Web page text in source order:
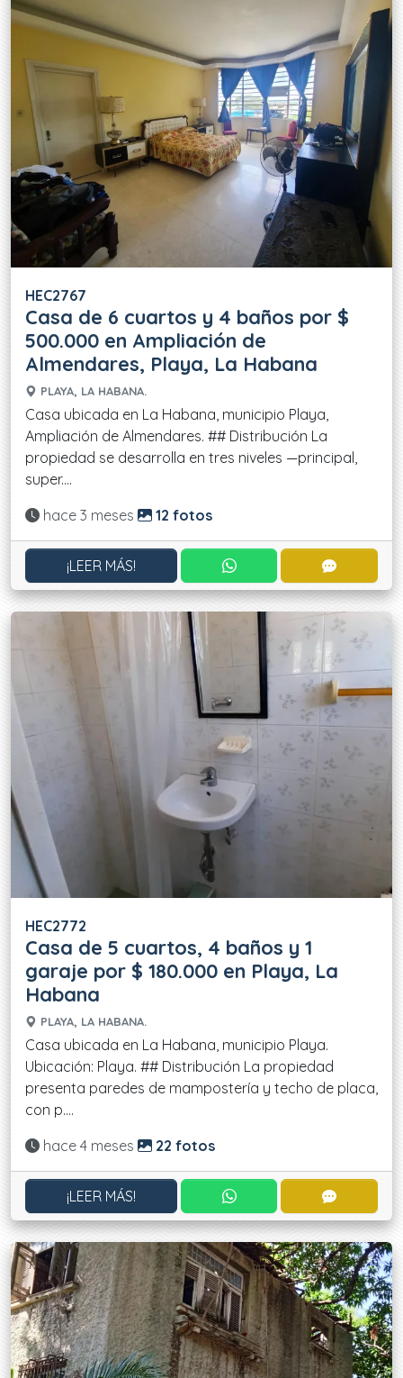
HEC2767
Casa de 6 cuartos y 4 baños por $
500.000 en Ampliación de
Almendares, Playa, La Habana
PLAYA, LA HABANA.
Casa ubicada en La Habana, municipio Playa,
Ampliación de Almendares. ## Distribución La
propiedad se desarrolla en tres niveles —principal,
super....
Actualizado:
hace 3 meses 12 fotos
¡LEER MÁS! CONTACTAR POR
HEC2772
Casa de 5 cuartos, 4 baños y 1
garaje por $ 180.000 en Playa, La
Habana
PLAYA, LA HABANA.
Casa ubicada en La Habana, municipio Playa.
Ubicación: Playa. ## Distribución La propiedad
presenta paredes de mampostería y techo de placa,
con p....
Actualizado:
hace 4 meses 22 fotos
¡LEER MÁS! CONTACTAR POR